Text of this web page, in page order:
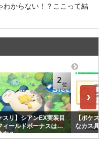
わからない！？ここって結
2
スリ】シアンEX実装目
ィールドボーナスは通
有？
【ポケス
なカス具合
›